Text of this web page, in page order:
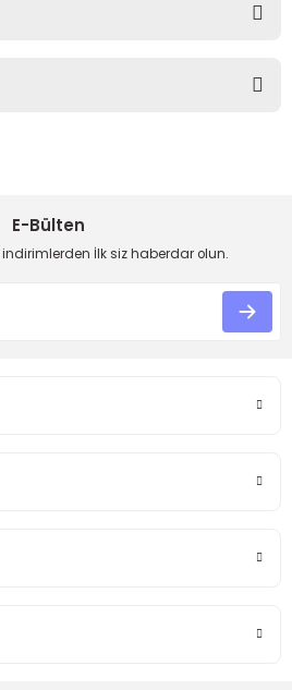
ilk yorumu siz yapın!
veya görüntülenemiyor.
bulunuyor.
E-Bülten
İlk siz haberdar olun.